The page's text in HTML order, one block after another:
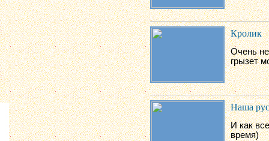
Кролик
Очень
грызет
Наша
И как
время)